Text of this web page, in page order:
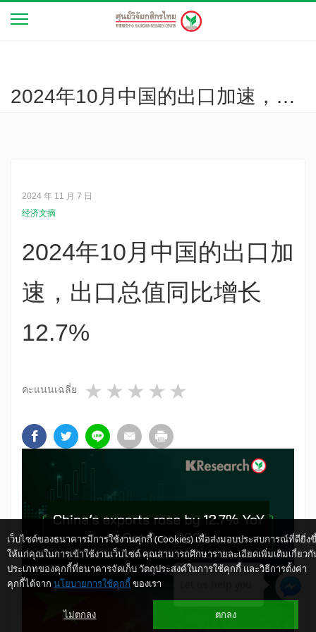
2024年10月中国的出口加速，出口总值同比增长12.7%
2024 年 11 月 7 日
经济文摘
2024年10月中国的出口加
速，出口总值同比增长
12.7%
คะแนนเฉลี่ย 4 stars
3 stars
2 stars
1 star
เว็บไซต์ของธนาคารมีการใช้งานคุกกี้ (Cookies) เพื่อส่งมอบประสบการณ์ที่ดียิ่ง
ให้แก่คุณในการเข้าใช้งานเว็บไซต์ คุณสามารถศึกษารายละเอียดเพิ่มเติมเกี่ยวกั
ประเภทของคุกกี้ที่ธนาคารจัดเก็บ วัตถุประสงค์ในการใช้คุกกี้ และวิธีการตั้งค่า
คุกกี้ได้จาก นโยบายการใช้คุกกี้ ของเรา
ไม่ตกลง ตกลง